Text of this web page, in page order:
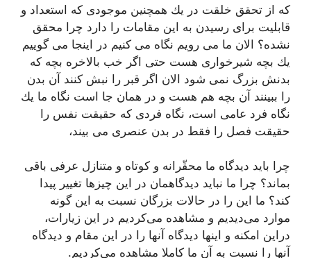
كه از تحقق خلقت در یك همچنین موجودی كه استعداد و
قابلیت برای رسیدن به این مقامات را دارد چرا محقق
نشده؟ الان ما می رویم نگاه می كنیم در اینجا می گوییم
یك بچه شیرخواری هست حتی اگر خب بالاخره بچه كه
بدنش بزرگ نمی شود الان اگر قبر را نبش كنند آن بدن
را ببینند آن بچه هم هست و در همان جا است نگاه ما یك
نگاه فرد عامی است، نگاه فردی كه حقیقت نفس را
حقیقت فصل را فقط در بدن عنصری می بیند،
چرا باید دیدگاه ما محقّرانه و كوتاه و متنازل عرفی باقی
بماند؟ چرا ما نباید دیدگاهمان در این چیزها تغییر پیدا
كند؟ ما این را در حالات بزرگان نسبت به این گونه
موارد می‌دیدیم و مشاهده می‌كردیم در این زیارات،
دراین امكنه و اینها دیدگاه آنها را در این مقام و دیدگاه
آنها را نسبت به آن ما كاملا مشاهده می‌كردیم.